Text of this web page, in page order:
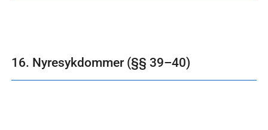
16. Nyresykdommer (§§ 39–40)